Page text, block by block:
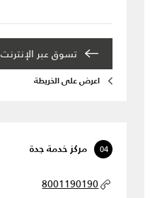
تسوق عبر الإنترنت
اعرض على الخريطة
04 مركز خدمة جدة
8001190190